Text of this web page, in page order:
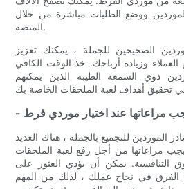
ووضع الطلبات مباشرة من خلال
المنصة.
الصحيحين للجملة ، يمكنك تعزيز
وزيادة أرباحك. خذ الوقت الكافي
ذوي السمعة الطيبة الذين يمكنهم
يجب مراعاتها عند اختيار موردي قرط
الموردين للتجميع بالجملة ، هناك العديد
مراعاتها من أجل رفع لعبة الملحقات
التنافسية. يمكن أن يؤدي العثور على
الفرق في نجاح عملك ، لذلك من المهم